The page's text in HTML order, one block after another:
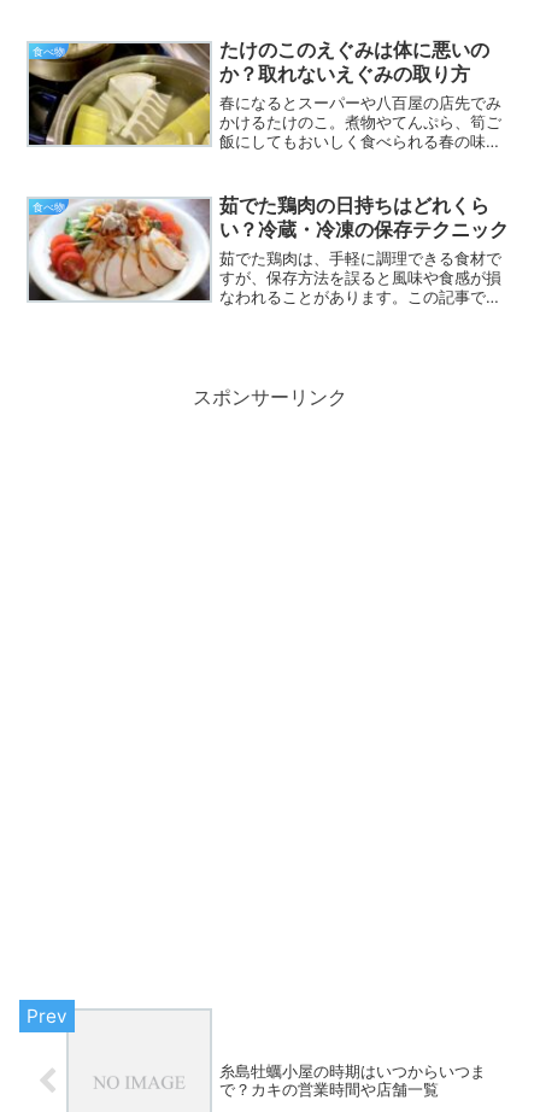
食べ物
たけのこのえぐみは体に悪いの
か？取れないえぐみの取り方
春になるとスーパーや八百屋の店先でみ
かけるたけのこ。煮物やてんぷら、筍ご
飯にしてもおいしく食べられる春の味覚
くないなんてことになりますよね。そこ
で、たけのこのえぐみの原...
食べ物
茹でた鶏肉の日持ちはどれくら
い？冷蔵・冷凍の保存テクニック
茹でた鶏肉は、手軽に調理できる食材で
すが、保存方法を誤ると風味や食感が損
なわれることがあります。この記事で
スポンサーリンク
糸島牡蠣小屋の時期はいつからいつま
で？カキの営業時間や店舗一覧